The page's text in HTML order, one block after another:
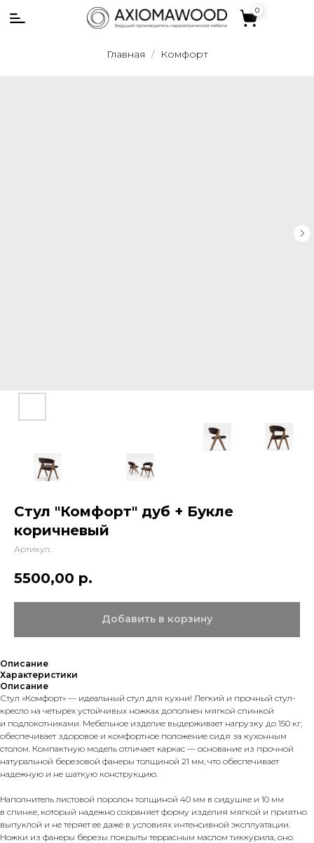
0
0
Главная Комфорт
Стул "Комфорт" дуб + Букле
коричневый
Артикул:
5500,00 р.
Добавить в корзину
Описание
Характеристики
Описание
Стул «Комфорт» — идеальный стул для кухни! Легкий и прочный стул-
кресло на четырех устойчивых ножках дополнен мягкой спинкой
и подлокотниками. Мебельное изделие выдерживает нагрузку до 150 кг,
обеспечивает здоровое и комфортное положение сидя за кухонным
столом. Компактную модель отличает каркас — основание из прочной
натуральной березовой фанеры толщиной 21 мм, что обеспечивает
надежную и не шаткую конструкцию.
Наполнитель листовой поролон толщиной 40 мм в сидушке и 10 мм
в спинке, который надежно сохраняет форму изделия мягкой и приятно
выпуклой и не теряет ее даже в условиях интенсивной эксплуатации.
Ножки из фанеры березы покрыты террасным маслом тиккурила, оно